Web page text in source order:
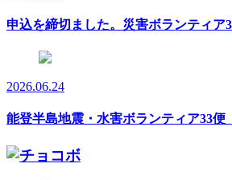
申込を締切ました。災害ボランティ
2026.06.24
能登半島地震・水害ボランティア33